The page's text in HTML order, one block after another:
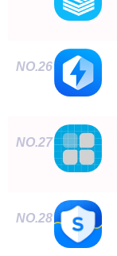
NO.26
NO.27
NO.28